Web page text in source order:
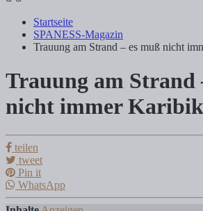
Startseite
SPANESS-Magazin
Trauung am Strand – es muß nicht
Trauung am Strand – es
Tanja Klindworth
Was für eine Traumvorstellung. Weiße,
Trauung am Strand
nicht immer
teilen
tweet
Pin it
WhatsApp